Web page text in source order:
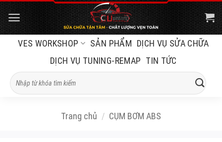
Bỏ
qua
nội
VES WORKSHOP SẢN PHẨM DỊCH VỤ SỬA CHỮA
DỊCH VỤ TUNING-REMAP TIN TỨC
Tìm
kiếm:
Trang chủ / CỤM BƠM ABS